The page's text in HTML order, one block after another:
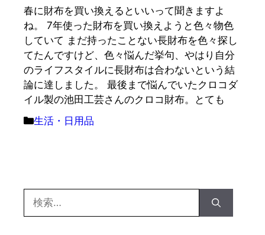
春に財布を買い換えるといいって聞きますよ
ね。 7年使った財布を買い換えようと色々物色
していて まだ持ったことない長財布を色々探し
てたんですけど、色々悩んだ挙句、やはり自分
のライフスタイルに長財布は合わないという結
論に達しました。 最後まで悩んでいたクロコダ
イル製の池田工芸さんのクロコ財布。とても
カ
生活・日用品
索: